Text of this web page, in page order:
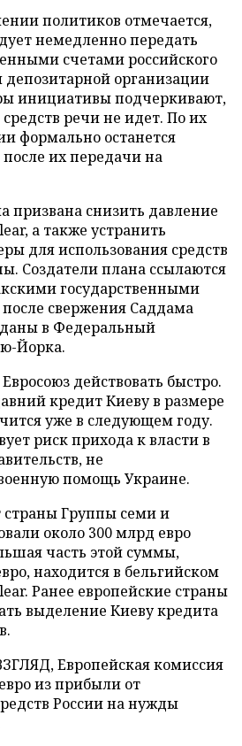
политиков отмечается,
немедленно передать
счетами российского
организации
инициативы подчеркивают,
речи не идет. По их
формально останется
их передачи на
призвана снизить давление
а также устранить
для использования средств
Создатели плана ссылаются
государственными
свержения Саддама
в Федеральный
Йорка.
действовать быстро.
кредит Киеву в размере
уже в следующем году.
риск прихода к власти в
не
помощь Украине.
Группы семи и
около 300 млрд евро
часть этой суммы,
находится в бельгийском
Ранее европейские страны
выделение Киеву кредита
Европейская комиссия
из прибыли от
России на нужды